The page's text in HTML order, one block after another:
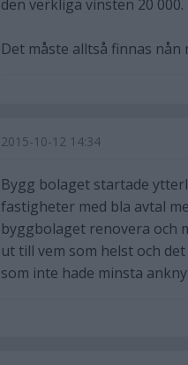
den verkliga vinsten 20 000.
Det måste alltså finnas
2015-10-12 14:34
Bygg bolaget startade
fastigheter med bla avtal
byggbolaget renovera och
ut till vem som helst och
som inte hade minsta